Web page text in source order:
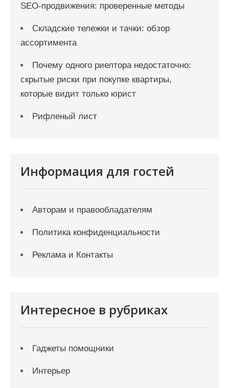
SEO-продвижения: проверенные методы
Складские тележки и тачки: обзор
ассортимента
Почему одного риелтора недостаточно:
скрытые риски при покупке квартиры,
которые видит только юрист
Рифленый лист
Информация для гостей
Авторам и правообладателям
Политика конфиденциальности
Реклама и Контакты
Интересное в рубриках
Гаджеты помощники
Интерьер